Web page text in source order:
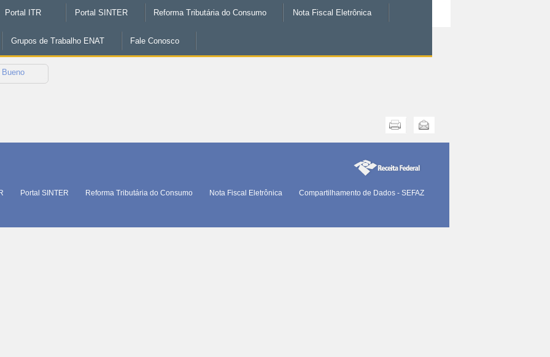
Portal ITR Portal SINTER Reforma Tributária do Consumo Nota Fiscal Eletrônica
Grupos de Trabalho ENAT Fale Conosco
Bueno
Enviar
Portal SINTER Reforma Tributária do Consumo Nota Fiscal Eletrônica
Compartilhamento de Dados - SEFAZ